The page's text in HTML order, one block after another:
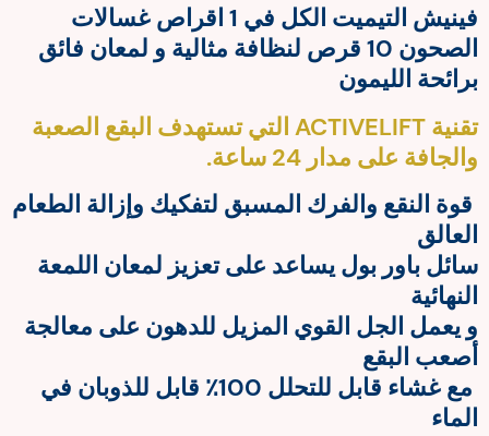
فينيش التيميت الكل في 1 اقراص غسالات
الصحون 10 قرص لنظافة مثالية و لمعان فائق
برائحة الليمون
تقنية ACTIVELIFT التي تستهدف البقع الصعبة
والجافة على مدار 24 ساعة.
قوة النقع والفرك المسبق لتفكيك وإزالة الطعام
العالق
سائل باور بول يساعد على تعزيز لمعان اللمعة
النهائية
و يعمل الجل القوي المزيل للدهون على معالجة
أصعب البقع
مع غشاء قابل للتحلل 100٪ قابل للذوبان في
الماء